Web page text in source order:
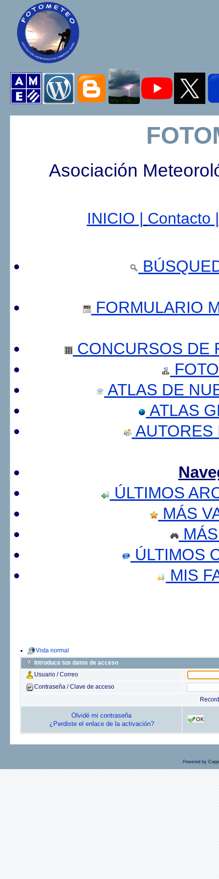
Asociación
INICIO | Contacto |
FORMULARIO
CONCURSOS DE
ATLAS DE
ATLAS
AUTORES
ÚLTIMOS
MÁS
ÚLTIMOS
MIS
Vista normal
Introduce tus datos de acceso
Usuario / Correo
Contraseña / Clave de acceso
Olvidé mi contraseña
¿Perdiste el enlace de la activación?
OK
Powered by